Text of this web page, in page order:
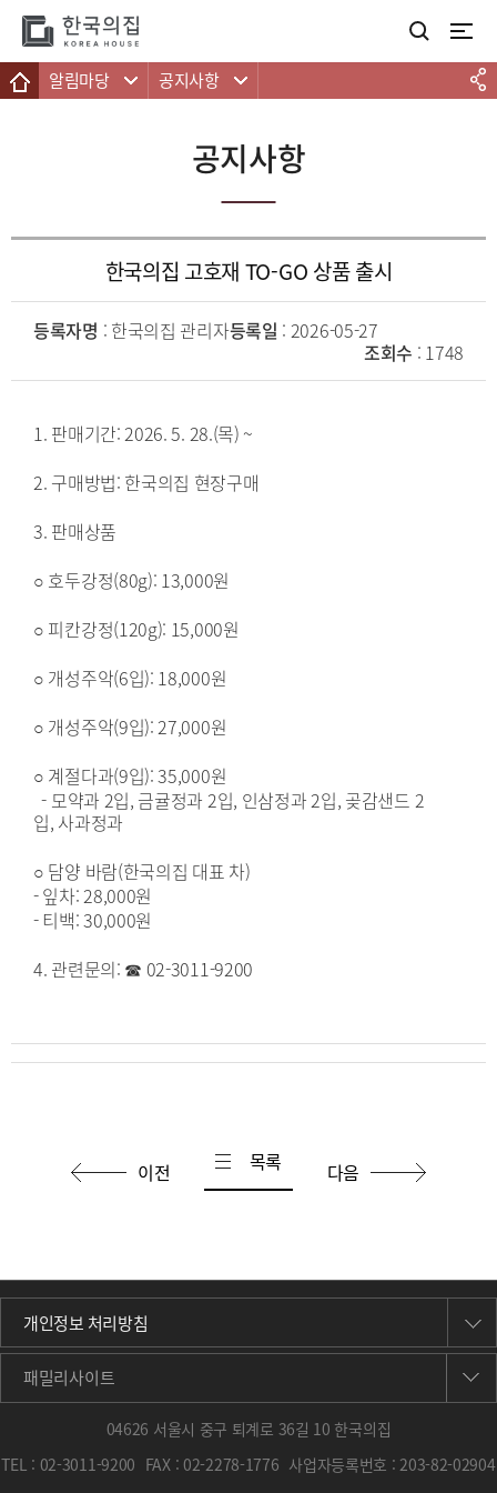
알림마당 공지사항
공지사항
한국의집 고호재 TO-GO 상품 출시
등록자명 : 한국의집 관리자등록일 : 2026-05-27
조회수 : 1748
1. 판매기간: 2026. 5. 28.(목) ~
2. 구매방법: 한국의집 현장구매
3. 판매상품
○ 호두강정(80g): 13,000원
○ 피칸강정(120g): 15,000원
○ 개성주악(6입): 18,000원
○ 개성주악(9입): 27,000원
○ 계절다과(9입): 35,000원
- 모약과 2입, 금귤정과 2입, 인삼정과 2입, 곶감샌드 2
입, 사과정과
○ 담양 바람(한국의집 대표 차)
- 잎차: 28,000원
- 티백: 30,000원
4. 관련문의: ☎ 02-3011-9200
이전 목록 다음
개인정보 처리방침
패밀리사이트
04626 서울시 중구 퇴계로 36길 10 한국의집
TEL : 02-3011-9200 FAX : 02-2278-1776 사업자등록번호 : 203-82-02904